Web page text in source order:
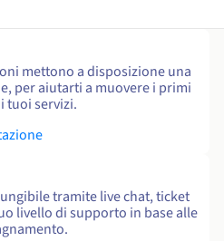
mettono a disposizione una
per aiutarti a muovere i primi
tuoi servizi.
tramite live chat, ticket
livello di supporto in base alle